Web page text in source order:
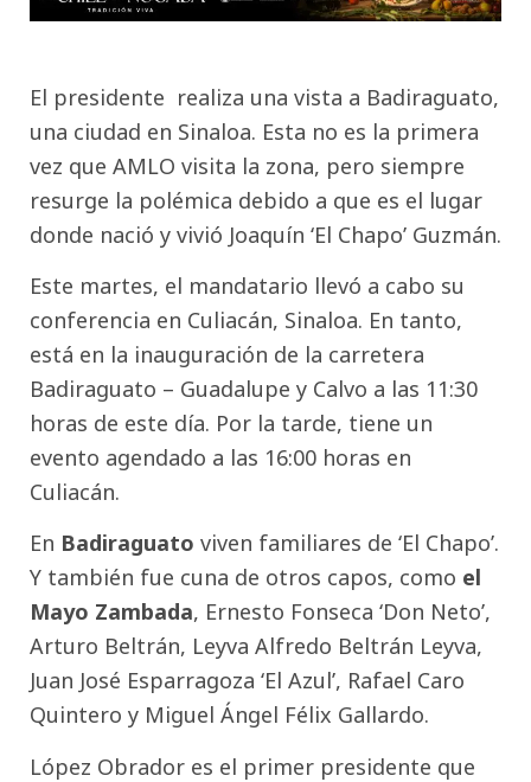
El presidente realiza una vista a Badiraguato,
una ciudad en Sinaloa. Esta no es la primera
vez que AMLO visita la zona, pero siempre
resurge la polémica debido a que es el lugar
donde nació y vivió Joaquín ‘El Chapo’ Guzmán.
Este martes, el mandatario llevó a cabo su
conferencia en Culiacán, Sinaloa. En tanto,
está en la inauguración de la carretera
Badiraguato – Guadalupe y Calvo a las 11:30
horas de este día. Por la tarde, tiene un
evento agendado a las 16:00 horas en
Culiacán.
En Badiraguato viven familiares de ‘El Chapo’.
Y también fue cuna de otros capos, como el
Mayo Zambada, Ernesto Fonseca ‘Don Neto’,
Arturo Beltrán, Leyva Alfredo Beltrán Leyva,
Juan José Esparragoza ‘El Azul’, Rafael Caro
Quintero y Miguel Ángel Félix Gallardo.
López Obrador es el primer presidente que